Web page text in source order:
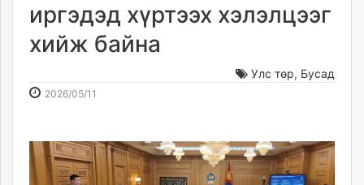
Gogo.mn
caak.mn
news.mn
Baabar.mn
mnb.mn
Livetv.mn
иргэдэд хүртээх хэлэлцээг
хийж байна
Улс төр, Бусад
2026/05/11
09:47:41
16:20:24